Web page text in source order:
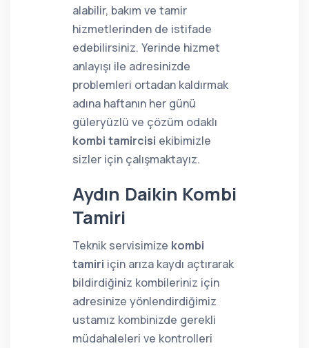
alabilir, bakım ve tamir
hizmetlerinden de istifade
edebilirsiniz. Yerinde hizmet
anlayışı ile adresinizde
problemleri ortadan kaldırmak
adına haftanın her günü
güleryüzlü ve çözüm odaklı
kombi tamircisi ekibimizle
sizler için çalışmaktayız.
Aydın Daikin Kombi
Tamiri
Teknik servisimize kombi
tamiri için arıza kaydı açtırarak
bildirdiğiniz kombileriniz için
adresinize yönlendirdiğimiz
ustamız kombinizde gerekli
müdahaleleri ve kontrolleri